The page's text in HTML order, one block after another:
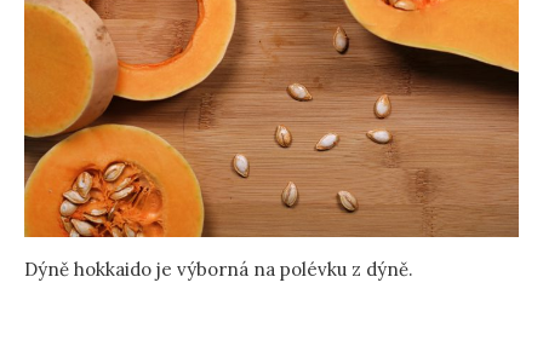
Dýně hokkaido je výborná na polévku z dýně.